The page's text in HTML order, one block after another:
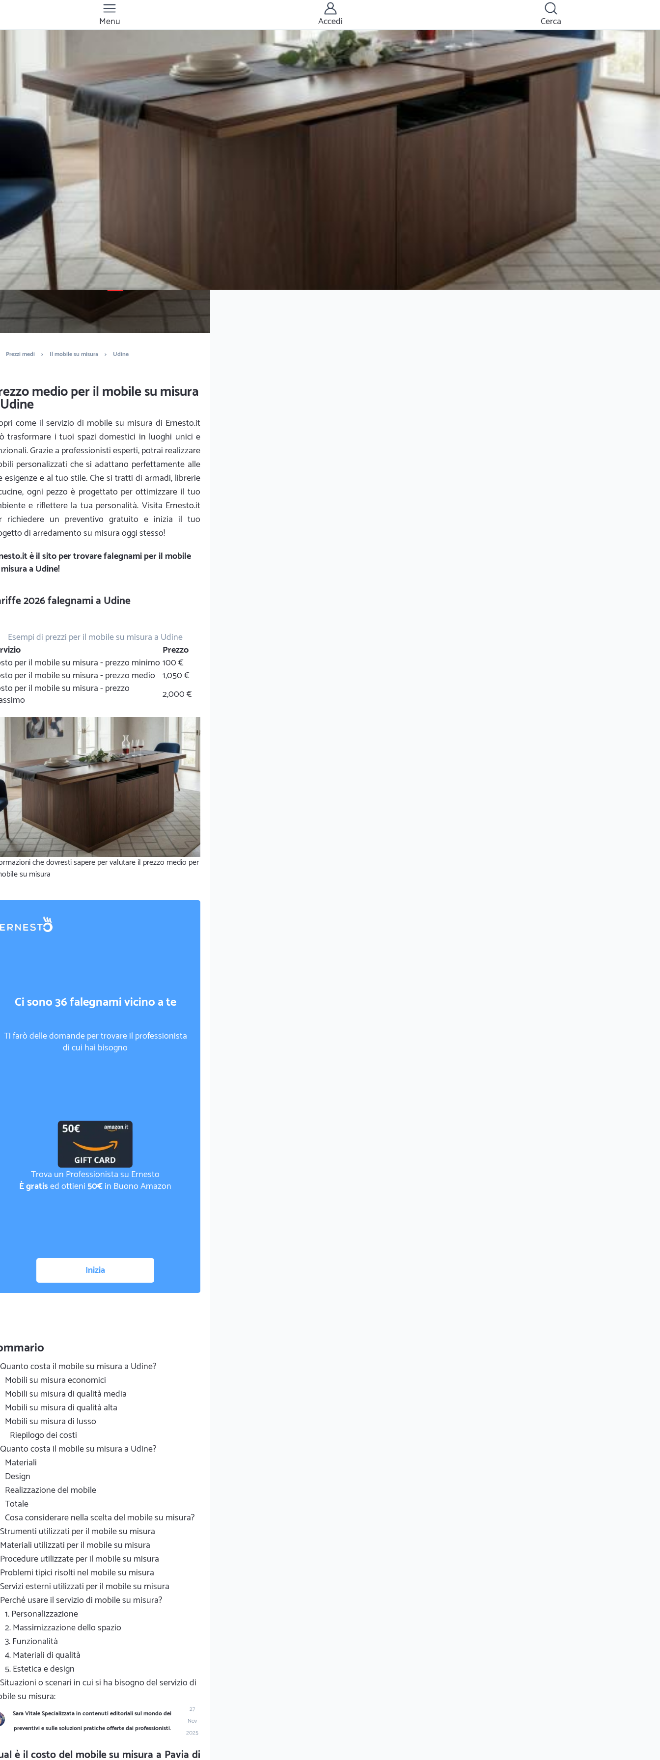
Quanto costa il
mobile su misura a
Udine? Prezzi e tariffe
2026
Il costo medio per il mobile su misura va da
100€ a 2000€
Vuoi sapere il prezzo preciso per il mobile su
misura? Ottieni preventivi gratuiti.
Trova falegnami
Prezzi medi > Il mobile su misura > Udine
medio per il mobile su misura
come il servizio di mobile su misura di Ernesto.it
trasformare i tuoi spazi domestici in luoghi unici e
Grazie a professionisti esperti, potrai realizzare
personalizzati che si adattano perfettamente alle
esigenze e al tuo stile. Che si tratti di armadi, librerie
ogni pezzo è progettato per ottimizzare il tuo
e riflettere la tua personalità. Visita Ernesto.it
richiedere un preventivo gratuito e inizia il tuo
di arredamento su misura oggi stesso!
è il sito per trovare falegnami per il mobile
a Udine!
2026 falegnami a Udine
Esempi di prezzi per il mobile su misura a Udine
Prezzo
per il mobile su misura - prezzo minimo 100 €
per il mobile su misura - prezzo medio 1,050 €
per il mobile su misura - prezzo
2,000 €
che dovresti sapere per valutare il prezzo medio per
su misura
Ci sono 36 falegnami vicino a te
Ti farò delle domande per trovare il professionista
di cui hai bisogno
Trova un Professionista su Ernesto
È gratised ottieni50€in Buono Amazon
Inizia
Quanto costa il mobile su misura a Udine?
Mobili su misura economici
Mobili su misura di qualità media
Mobili su misura di qualità alta
Mobili su misura di lusso
Riepilogo dei costi
Quanto costa il mobile su misura a Udine?
Materiali
Design
Realizzazione del mobile
Totale
Cosa considerare nella scelta del mobile su misura?
Strumenti utilizzati per il mobile su misura
Materiali utilizzati per il mobile su misura
Procedure utilizzate per il mobile su misura
Problemi tipici risolti nel mobile su misura
Servizi esterni utilizzati per il mobile su misura
Perché usare il servizio di mobile su misura?
1. Personalizzazione
2. Massimizzazione dello spazio
3. Funzionalità
4. Materiali di qualità
5. Estetica e design
Situazioni o scenari in cui si ha bisogno del servizio di
su misura:
Sara Vitale Specializzata in contenuti editoriali sul mondo dei
preventivi e sulle soluzioni pratiche offerte dai professionisti.
27
Nov
2025
è il costo del mobile su misura a Pavia di
Menu Accedi Cerca